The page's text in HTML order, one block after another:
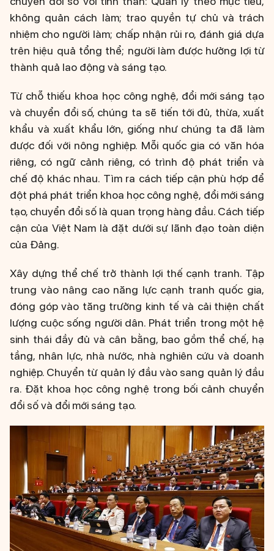
không quản cách làm; trao quyền tự chủ và trách
nhiệm cho người làm; chấp nhận rủi ro, đánh giá dựa
trên hiệu quả tổng thể; người làm được hưởng lợi từ
thành quả lao động và sáng tạo.
Từ chỗ thiếu khoa học công nghệ, đổi mới sáng tạo
và chuyển đổi số, chúng ta sẽ tiến tới đủ, thừa, xuất
khẩu và xuất khẩu lớn, giống như chúng ta đã làm
được đối với nông nghiệp. Mỗi quốc gia có văn hóa
riêng, có ngữ cảnh riêng, có trình độ phát triển và
chế độ khác nhau. Tìm ra cách tiếp cận phù hợp để
đột phá phát triển khoa học công nghệ, đổi mới sáng
tạo, chuyển đổi số là quan trọng hàng đầu. Cách tiếp
cận của Việt Nam là đặt dưới sự lãnh đạo toàn diện
của Đảng.
Xây dựng thể chế trở thành lợi thế cạnh tranh. Tập
trung vào nâng cao năng lực cạnh tranh quốc gia,
đóng góp vào tăng trưởng kinh tế và cải thiện chất
lượng cuộc sống người dân. Phát triển trong một hệ
sinh thái đầy đủ và cân bằng, bao gồm thể chế, hạ
tầng, nhân lực, nhà nước, nhà nghiên cứu và doanh
nghiệp. Chuyển từ quản lý đầu vào sang quản lý đầu
ra. Đặt khoa học công nghệ trong bối cảnh chuyển
đổi số và đổi mới sáng tạo.